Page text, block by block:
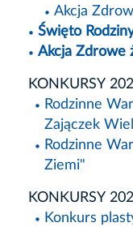
Akcja
Święto
Akcja Zdrowe
KONKURSY
Rodzinne
Zajączek
Rodzinne
Ziemi"
KONKURSY
Konkurs